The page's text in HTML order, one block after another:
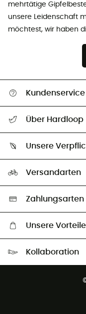
mehrtätige
unsere Leidenschaft
möchtest, wir haben
Kundenservice
Größentabelle
Vertrag widerrufen
Über Hardloop
Unsere Botschafter
Unsere
Auswahl an
Versandarten
Zahlungsarten
Unsere Vorteile
Kollaboration